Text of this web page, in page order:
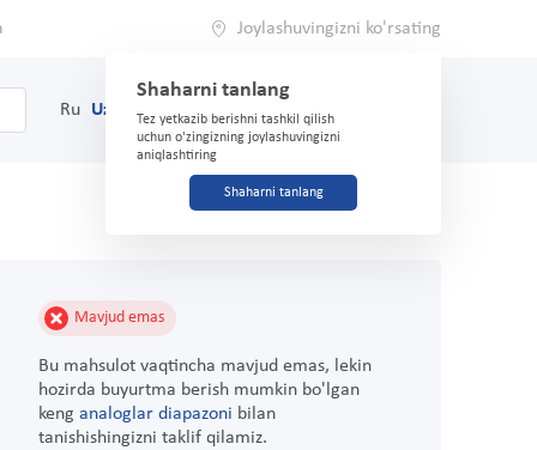
Joylashuvingizni ko'rsating
Shaharni tanlang
Tez yetkazib berishni tashkil qilish
uchun o'zingizning joylashuvingizni
aniqlashtiring
Shaharni tanlang
Ru Uz (71) 200-03-03
Mavjud emas
Bu mahsulot vaqtincha mavjud emas, lekin
hozirda buyurtma berish mumkin bo'lgan
keng analoglar diapazoni bilan
tanishishingizni taklif qilamiz.